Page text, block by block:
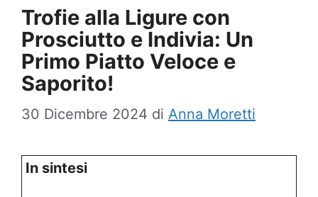
Trofie alla Ligure con
Prosciutto e Indivia: Un
Primo Piatto Veloce e
Saporito!
30 Dicembre 2024 di Anna Moretti
In sintesi